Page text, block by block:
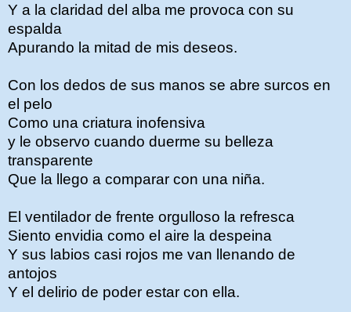
Y a la claridad del alba me provoca con su
espalda
Apurando la mitad de mis deseos.
Con los dedos de sus manos se abre surcos en
el pelo
Como una criatura inofensiva
y le observo cuando duerme su belleza
transparente
Que la llego a comparar con una niña.
El ventilador de frente orgulloso la refresca
Siento envidia como el aire la despeina
Y sus labios casi rojos me van llenando de
antojos
Y el delirio de poder estar con ella.